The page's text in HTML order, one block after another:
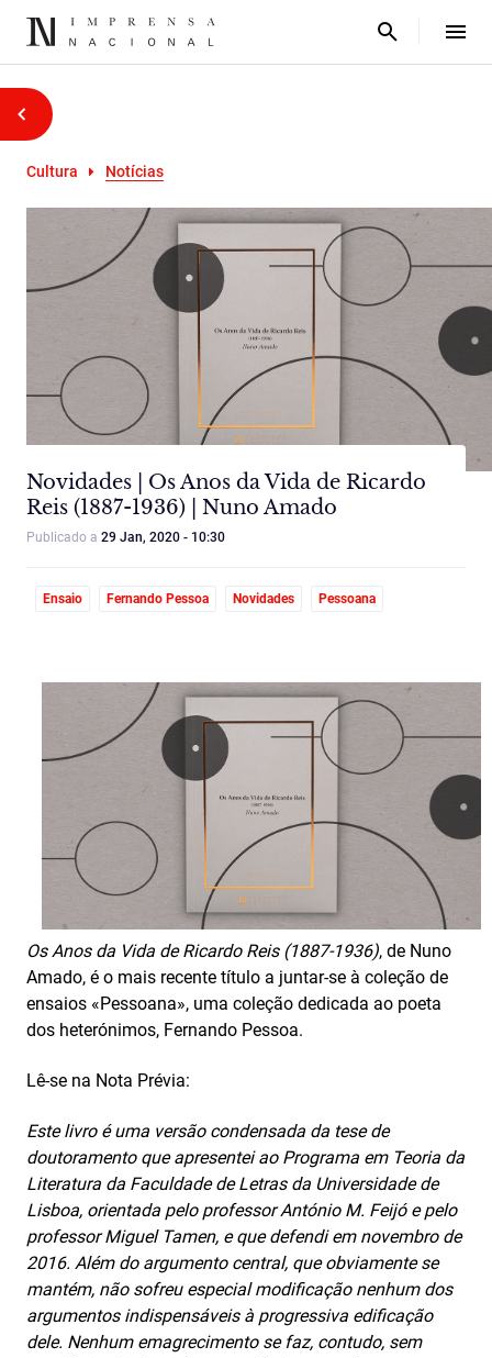
Cultura Notícias
Novidades | Os Anos da Vida de Ricardo
Reis (1887-1936) | Nuno Amado
Publicado a 29 Jan, 2020 - 10:30
Ensaio Fernando Pessoa Novidades Pessoana
Os Anos da Vida de Ricardo Reis (1887-1936), de Nuno
Amado, é o mais recente título a juntar-se à coleção de
ensaios «Pessoana», uma coleção dedicada ao poeta
dos heterónimos, Fernando Pessoa.
Lê-se na Nota Prévia:
Este livro é uma versão condensada da tese de
doutoramento que apresentei ao Programa em Teoria da
Literatura da Faculdade de Letras da Universidade de
Lisboa, orientada pelo professor António M. Feijó e pelo
professor Miguel Tamen, e que defendi em novembro de
2016. Além do argumento central, que obviamente se
mantém, não sofreu especial modificação nenhum dos
argumentos indispensáveis à progressiva edificação
dele. Nenhum emagrecimento se faz, contudo, sem